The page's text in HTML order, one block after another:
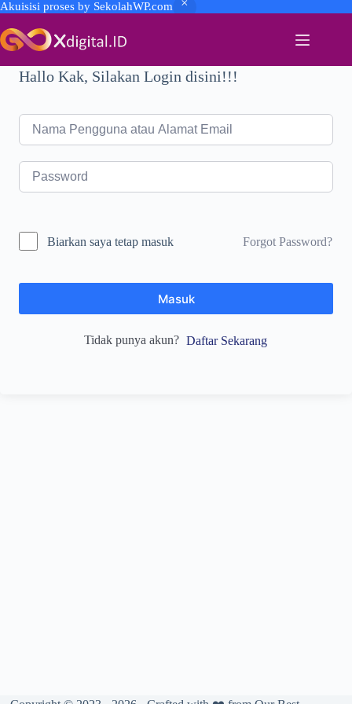
Akuisisi proses by SekolahWP.com
to
content
Hallo Kak, Silakan Login disini!!!
Biarkan saya tetap masuk Forgot Password?
Masuk
Tidak punya akun? Daftar Sekarang